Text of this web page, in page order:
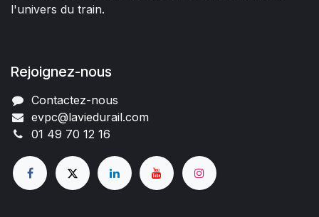
l'univers du train.
Rejoignez-nous
Contactez-nous
evpc@laviedurail.com
01 49 70 12 16